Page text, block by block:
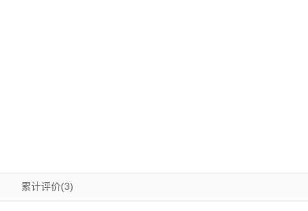
累计评价(3)